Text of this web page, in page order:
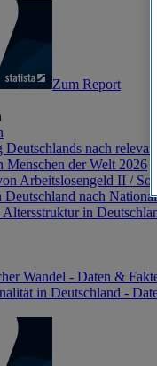
Zum Report
nach
Menschen der Welt 2026
Arbeitslosengeld II /
Deutschland nach
in
Wandel - Daten &
in Deutschland -